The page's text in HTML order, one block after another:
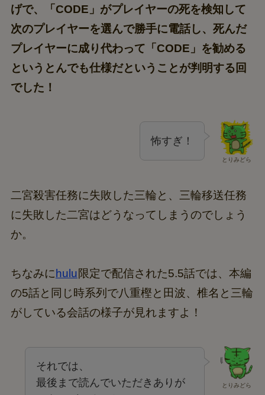
げで、「CODE」がプレイヤーの死を検知して
次のプレイヤーを選んで勝手に電話し、死んだ
プレイヤーに成り代わって「CODE」を勧める
というとんでも仕様だということが判明する回
でした！
とりみどら
怖すぎ！
二宮殺害任務に失敗した三輪と、三輪移送任務
に失敗した二宮はどうなってしまうのでしょう
か。
ちなみに hulu 限定で配信された5.5話では、本編
の5話と同じ時系列で八重樫と田波、椎名と三輪
がしている会話の様子が見れますよ！
とりみどら
それでは、
最後まで読んでいただきありが